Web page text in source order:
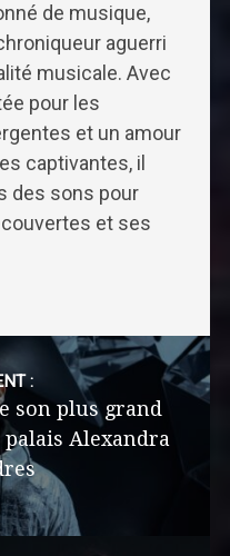
de musique,
aguerri
musicale. Avec
pour les
et un amour
captivantes, il
des sons pour
et ses
:
son plus grand
Alexandra